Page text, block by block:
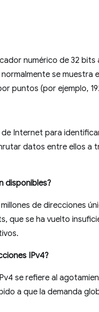
numérico de 32 bits
se muestra
puntos (por ejemplo,
de Internet para
datos entre ellos a
disponibles?
de direcciones
que se ha vuelto
IPv4?
se refiere al
a que la demanda